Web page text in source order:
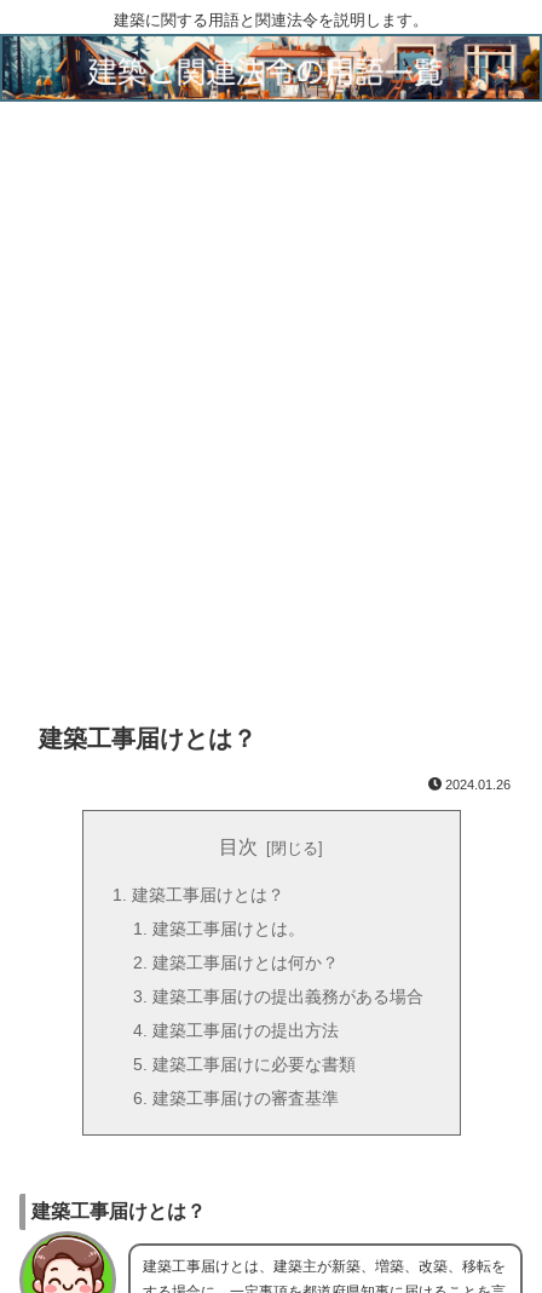
建築に関する用語と関連法令を説明します。
建築工事届けとは？
2024.01.26
目次
建築工事届けとは？
建築工事届けとは。
建築工事届けとは何か？
建築工事届けの提出義務がある場合
建築工事届けの提出方法
建築工事届けに必要な書類
建築工事届けの審査基準
建築工事届けとは？
建築工事届けとは、建築主が新築、増築、改築、移転を